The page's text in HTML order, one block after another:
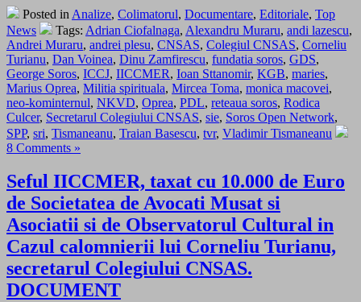
Posted in Analize, Colimatorul, Documentare, Editoriale, Top
News
Tags: Adrian Ciofalnaga, Alexandru Muraru, andi lazescu,
Andrei Muraru, andrei plesu, CNSAS, Colegiul CNSAS, Corneliu
Turianu, Dan Voinea, Dinu Zamfirescu, fundatia soros, GDS,
George Soros, ICCJ, IICCMER, Ioan Sttanomir, KGB, maries,
Marius Oprea, Militia spirituala, Mircea Toma, monica macovei,
neo-kominternul, NKVD, Oprea, PDL, reteaua soros, Rodica
Culcer, Secretarul Colegiului CNSAS, sie, Soros Open Network,
SPP, sri, Tismaneanu, Traian Basescu, tvr, Vladimir Tismaneanu
8 Comments »
Seful IICCMER, taxat cu 10.000 de Euro
de Societatea de Avocati Musat si
Asociatii si de Observatorul Cultural in
Cazul calomnierii lui Corneliu Turianu,
secretarul Colegiului CNSAS.
DOCUMENT